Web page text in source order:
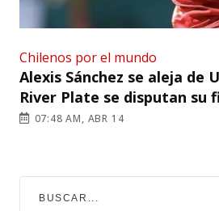
Chilenos por el mundo
Alexis Sánchez se aleja de
River Plate se disputan su
07:48 AM, ABR 14